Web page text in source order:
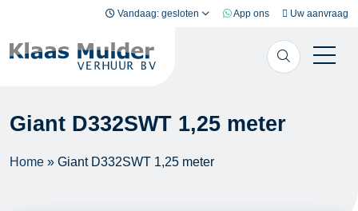
Vandaag: gesloten App ons Uw aanvraag
Giant D332SWT 1,25 meter
Home » Giant D332SWT 1,25 meter